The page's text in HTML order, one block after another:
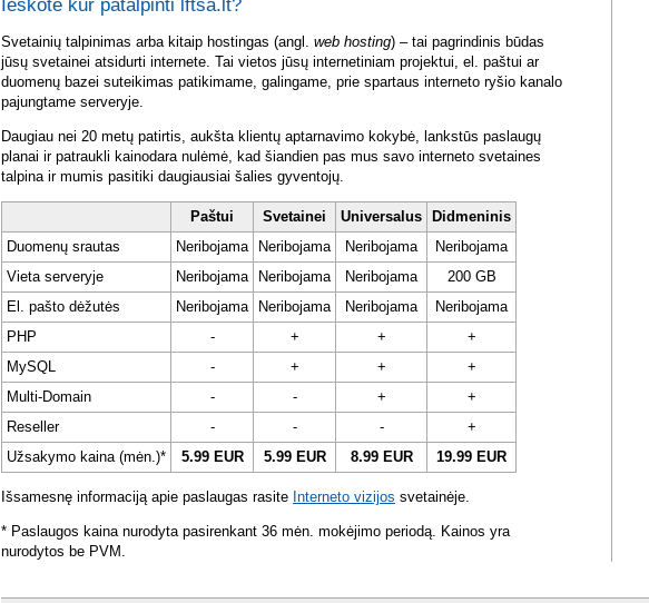
Ieškote kur patalpinti lftsa.lt?
Svetainių talpinimas arba kitaip hostingas (angl. web hosting) – tai pagrindinis būdas
jūsų svetainei atsidurti internete. Tai vietos jūsų internetiniam projektui, el. paštui ar
duomenų bazei suteikimas patikimame, galingame, prie spartaus interneto ryšio kanalo
pajungtame serveryje.
Daugiau nei 20 metų patirtis, aukšta klientų aptarnavimo kokybė, lankstūs paslaugų
planai ir patraukli kainodara nulėmė, kad šiandien pas mus savo interneto svetaines
talpina ir mumis pasitiki daugiausiai šalies gyventojų.
Paštui Svetainei Universalus
Didmeninis
Duomenų srautas
Neribojama Neribojama Neribojama
Neribojama
Vieta serveryje
Neribojama Neribojama Neribojama
200 GB
El. pašto dėžutės
Neribojama Neribojama Neribojama
Neribojama
PHP
- + +
+
MySQL
- + +
+
Multi-Domain
- - +
+
Reseller
- - -
+
Užsakymo kaina (mėn.)*
5.99 EUR 5.99 EUR 8.99 EUR 19.99 EUR
Išsamesnę informaciją apie paslaugas rasite Interneto vizijos svetainėje.
* Paslaugos kaina nurodyta pasirenkant 36 mėn. mokėjimo periodą. Kainos yra
nurodytos be PVM.